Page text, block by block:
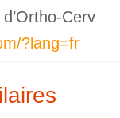
Cerv
?lang=fr